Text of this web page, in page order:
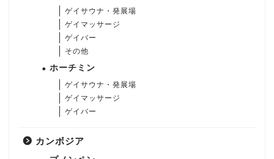
ゲイサウナ・発展場
ゲイマッサージ
ゲイバー
その他
ホーチミン
ゲイサウナ・発展場
ゲイマッサージ
ゲイバー
カンボジア